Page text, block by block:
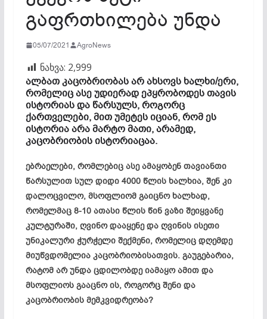
გაფრთხილება უნდა
05/07/2021 AgroNews
ნახვა: 2,999
ალბათ კაცობრიობას არ ახსოვს ხალხი/ერი,
რომელიც ასე უდიერად ეპყრობოდეს თავის
ისტორიას და წარსულს, როგორც
ქართველები, მით უმეტეს იციან, რომ ეს
ისტორია არა მარტო მათი, არამედ,
კაცობრიობის ისტორიაცაა.
ებრაელები, რომლებიც ასე ამაყობენ თავიანთი
წარსულით სულ დიდი 4000 წლის ხალხია, შენ კი
დალოცვილო, მსოფლიომ გაიცნო ხალხად,
რომელმაც 8-10 ათასი წლის წინ ვაზი შეიყვანე
კულტურაში, ღვინო დააყენე და ღვინის ისეთი
უნიკალური ჭურჭელი შექმენი, რომელიც დღემდე
მიუწვდომელია კაცობრიობისათვის. გაუგებარია,
რატომ არ უნდა ცდილობდე იამაყო ამით და
მსოფლიოს გააცნო ის, როგორც შენი და
კაცობრიობის მემკვიდრეობა?